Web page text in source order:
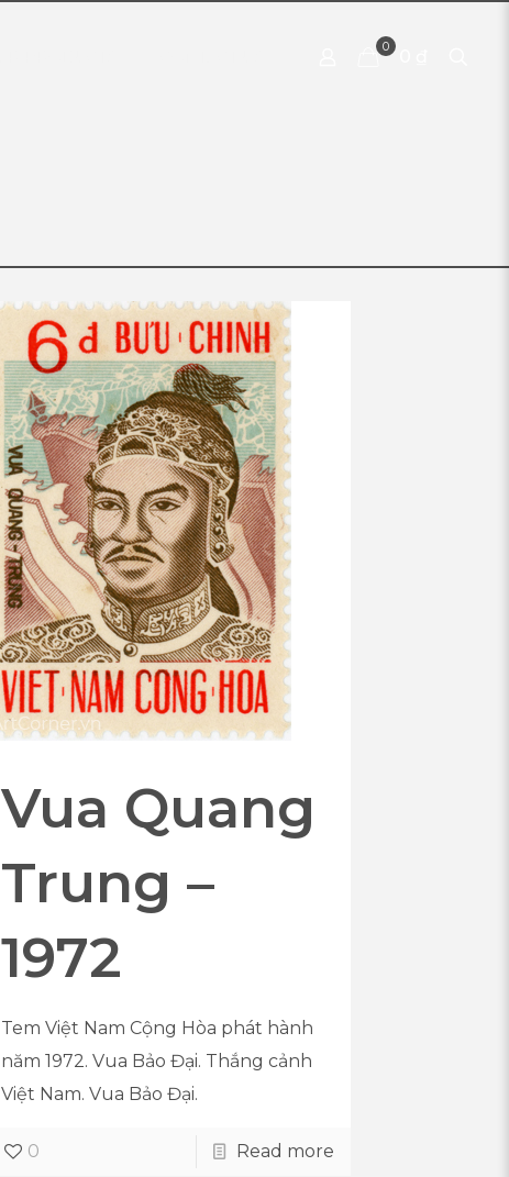
0
Vua Quang
Trung –
1972
Tem Việt Nam Cộng Hòa phát hành
năm 1972. Vua Bảo Đại. Thắng cảnh
Việt Nam. Vua Bảo Đại.
0 Read more